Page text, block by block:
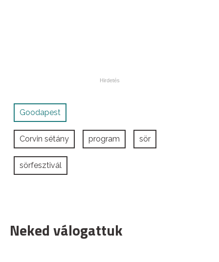
Goodapest
Corvin sétány program sör
sörfesztivál
Neked válogattuk